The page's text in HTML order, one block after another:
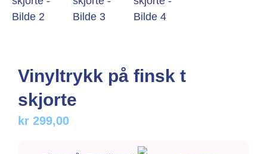
Vinyltrykk på finsk t
skjorte
kr 299,00